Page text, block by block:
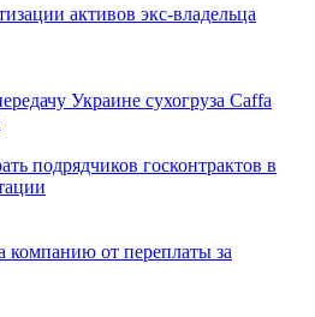
активов экс-владельца
Украине сухогруза Caffa
подрядчиков госконтрактов в
компанию от переплаты за